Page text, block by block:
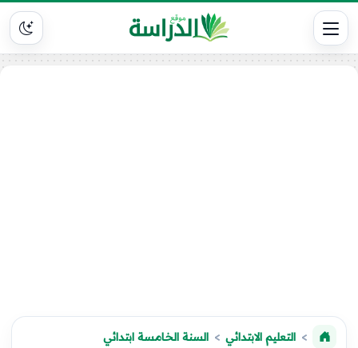
التعليم الابتدائي السنة الخامسة ابتدائي